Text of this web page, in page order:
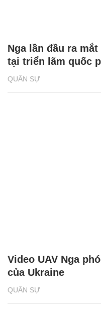
QUÂN SỰ
Nga lần đầu ra
tại triển lãm quốc
QUÂN SỰ
Video UAV Nga
của Ukraine